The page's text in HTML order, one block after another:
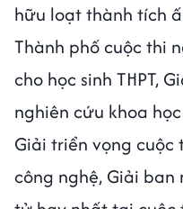
hữu loạt thành tích
Thành phố cuộc thi
cho học sinh THPT,
nghiên cứu khoa
Giải triển vọng cuộc
công nghệ, Giải